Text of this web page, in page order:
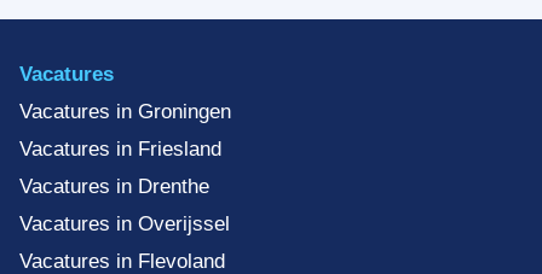
Vacatures
Vacatures in Groningen
Vacatures in Friesland
Vacatures in Drenthe
Vacatures in Overijssel
Vacatures in Flevoland